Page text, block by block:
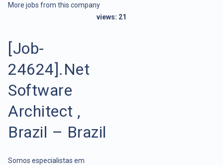
More jobs from this company
views: 21
[Job-
24624].Net
Software
Architect ,
Brazil – Brazil
Somos especialistas em